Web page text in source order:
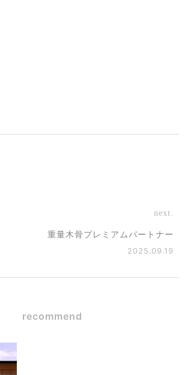
next.
重量木骨プレミアムパートナー
2025.09.19
recommend